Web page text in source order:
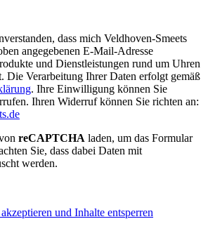
dass mich Veldhoven-Smeets
angegebenen E-Mail-Adresse
und Dienstleistungen rund um Uhren
Die Verarbeitung Ihrer Daten erfolgt gemäß
. Ihre Einwilligung können Sie
Ihren Widerruf können Sie richten an:
reCAPTCHA laden, um das Formular
Sie, dass dabei Daten mit
werden.
und Inhalte entsperren